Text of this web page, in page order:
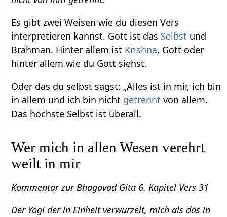
Es gibt zwei Weisen wie du diesen Vers
interpretieren kannst. Gott ist das Selbst und
Brahman. Hinter allem ist Krishna, Gott oder
hinter allem wie du Gott siehst.
Oder das du selbst sagst: „Alles ist in mir, ich bin
in allem und ich bin nicht getrennt von allem.
Das höchste Selbst ist überall.
Wer mich in allen Wesen verehrt
weilt in mir
Kommentar zur Bhagavad Gita 6. Kapitel Vers 31
Der Yogi der in Einheit verwurzelt, mich als das in